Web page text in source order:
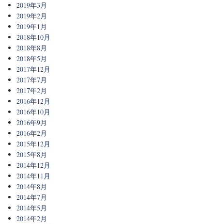
2019年3月
2019年2月
2019年1月
2018年10月
2018年8月
2018年5月
2017年12月
2017年7月
2017年2月
2016年12月
2016年10月
2016年9月
2016年2月
2015年12月
2015年8月
2014年12月
2014年11月
2014年8月
2014年7月
2014年5月
2014年2月